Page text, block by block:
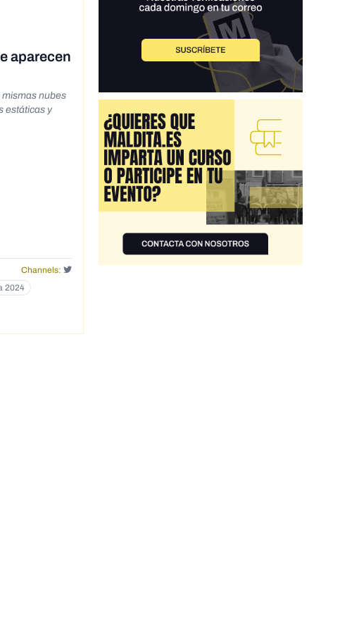
aparecen
nubes
Channels:
2024